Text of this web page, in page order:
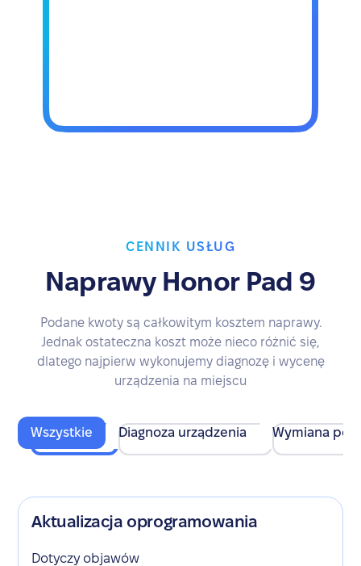
CENNIK USŁUG
Naprawy Honor Pad 9
Podane kwoty są całkowitym kosztem naprawy.
Jednak ostateczna koszt może nieco różnić się,
dlatego najpierw wykonujemy diagnozę i wycenę
urządzenia na miejscu
Wszystkie Diagnoza urządzenia Wymiana
Aktualizacja oprogramowania
Dotyczy objawów